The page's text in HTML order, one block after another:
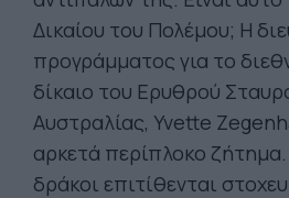
Δικαίου του Πολέμου; Η
προγράμματος για το
δίκαιο του Ερυθρού
Αυστραλίας, Yvette
αρκετά περίπλοκο
δράκοι επιτίθενται